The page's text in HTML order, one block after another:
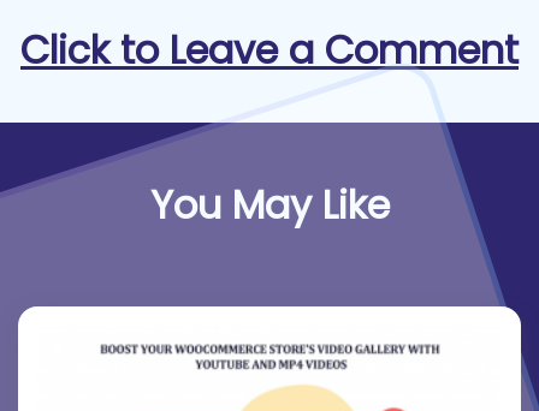
Click to Leave a Comment
You May Like